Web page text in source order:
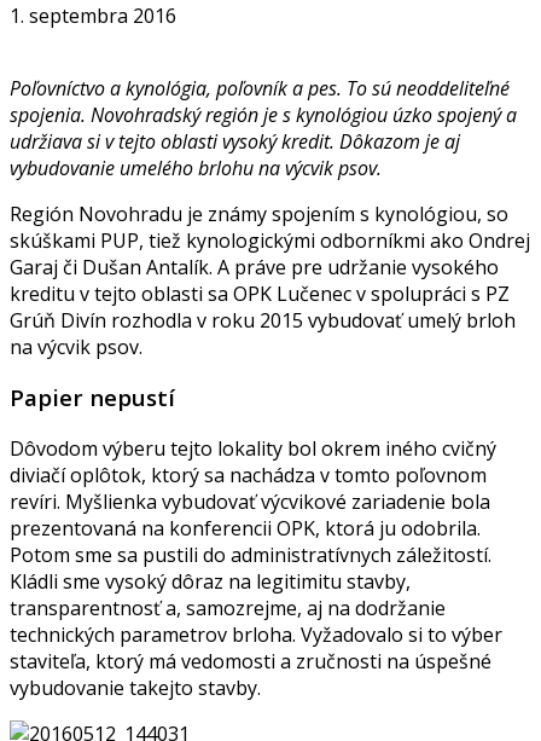
1. septembra 2016
Poľovníctvo a kynológia, poľovník a pes. To sú neoddeliteľné
spojenia. Novohradský región je s kynológiou úzko spojený a
udržiava si v tejto oblasti vysoký kredit. Dôkazom je aj
vybudovanie umelého brlohu na výcvik psov.
Región Novohradu je známy spojením s kynológiou, so
skúškami PUP, tiež kynologickými odborníkmi ako Ondrej
Garaj či Dušan Antalík. A práve pre udržanie vysokého
kreditu v tejto oblasti sa OPK Lučenec v spolupráci s PZ
Grúň Divín rozhodla v roku 2015 vybudovať umelý brloh
na výcvik psov.
Papier nepustí
Dôvodom výberu tejto lokality bol okrem iného cvičný
diviačí oplôtok, ktorý sa nachádza v tomto poľovnom
revíri. Myšlienka vybudovať výcvikové zariadenie bola
prezentovaná na konferencii OPK, ktorá ju odobrila.
Potom sme sa pustili do administratívnych záležitostí.
Kládli sme vysoký dôraz na legitimitu stavby,
transparentnosť a, samozrejme, aj na dodržanie
technických parametrov brloha. Vyžadovalo si to výber
staviteľa, ktorý má vedomosti a zručnosti na úspešné
vybudovanie takejto stavby.